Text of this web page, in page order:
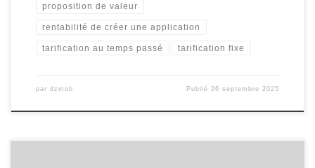
proposition de valeur
rentabilité de créer une application
tarification au temps passé tarification fixe
par dzmob Publié26 septembre 2025